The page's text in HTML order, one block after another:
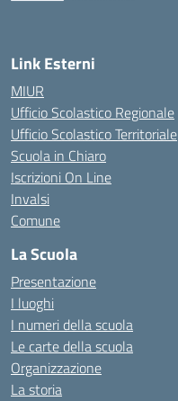
Link Esterni
MIUR
Ufficio Scolastico Regionale
Ufficio Scolastico Territoriale
Scuola in Chiaro
Iscrizioni On Line
Invalsi
Comune
La Scuola
Presentazione
I luoghi
I numeri della scuola
Le carte della scuola
Organizzazione
La storia